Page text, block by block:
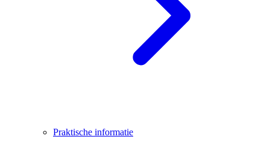
Praktische informatie